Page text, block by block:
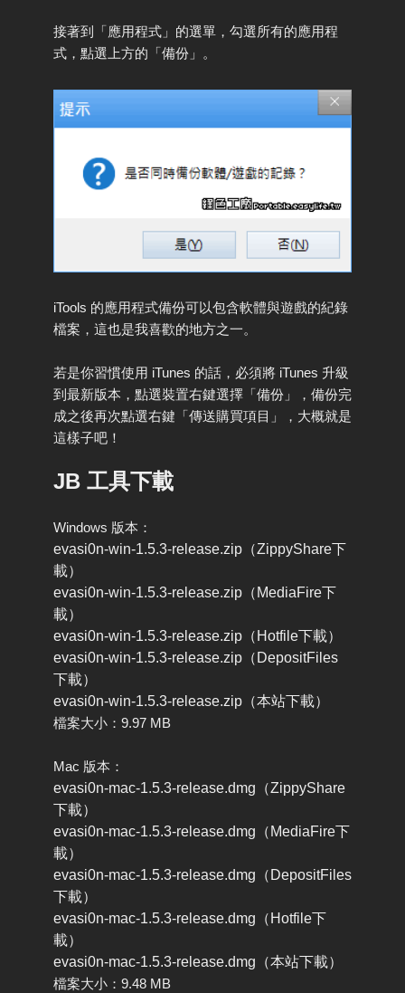
接著到「應用程式」的選單，勾選所有的應用程
式，點選上方的「備份」。
iTools 的應用程式備份可以包含軟體與遊戲的紀錄
檔案，這也是我喜歡的地方之一。
若是你習慣使用 iTunes 的話，必須將 iTunes 升級
到最新版本，點選裝置右鍵選擇「備份」，備份完
成之後再次點選右鍵「傳送購買項目」，大概就是
這樣子吧！
JB 工具下載
Windows 版本：
evasi0n-win-1.5.3-release.zip（ZippyShare下
載）
evasi0n-win-1.5.3-release.zip（MediaFire下
載）
evasi0n-win-1.5.3-release.zip（Hotfile下載）
evasi0n-win-1.5.3-release.zip（DepositFiles
下載）
evasi0n-win-1.5.3-release.zip（本站下載）
檔案大小：9.97 MB
Mac 版本：
evasi0n-mac-1.5.3-release.dmg（ZippyShare
下載）
evasi0n-mac-1.5.3-release.dmg（MediaFire下
載）
evasi0n-mac-1.5.3-release.dmg（DepositFiles
下載）
evasi0n-mac-1.5.3-release.dmg（Hotfile下
載）
evasi0n-mac-1.5.3-release.dmg（本站下載）
檔案大小：9.48 MB